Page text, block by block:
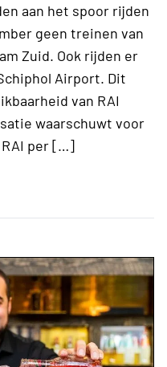
aan het spoor rijden
geen treinen van
Zuid. Ook rijden er
Airport. Dit
van RAI
waarschuwt voor
RAI per […]